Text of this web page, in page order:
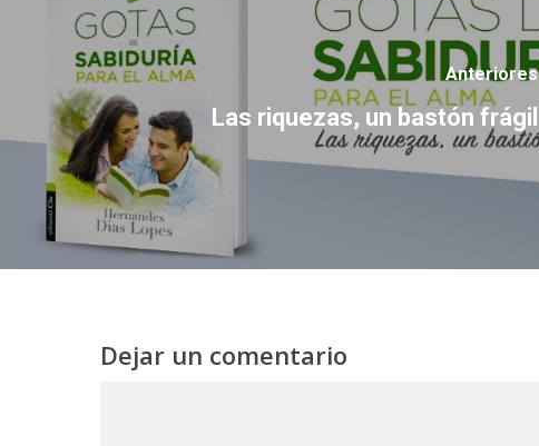
Anteriores
Las riquezas, un bastón frágil
Dejar un comentario